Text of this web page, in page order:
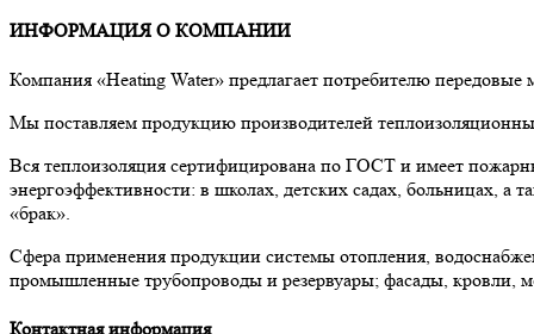
ИНФОРМАЦИЯ О КОМПАНИИ
Компания «Heating Water» предлагает потребителю
Мы поставляем продукцию производителей
Вся теплоизоляция сертифицирована по ГОСТ и имеет
энергоэффективности: в школах, детских садах, больницах,
«брак».
Сфера применения продукции системы отопления,
промышленные трубопроводы и резервуары; фасады, кровли,
Контактная информация